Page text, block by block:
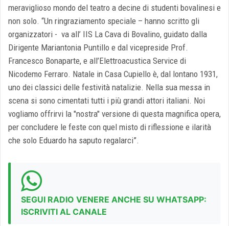
meraviglioso mondo del teatro a decine di studenti bovalinesi e
non solo. “Un ringraziamento speciale – hanno scritto gli
organizzatori - va all’ IIS La Cava di Bovalino, guidato dalla
Dirigente Mariantonia Puntillo e dal vicepreside Prof.
Francesco Bonaparte, e all’Elettroacustica Service di
Nicodemo Ferraro. Natale in Casa Cupiello è, dal lontano 1931,
uno dei classici delle festività natalizie. Nella sua messa in
scena si sono cimentati tutti i più grandi attori italiani. Noi
vogliamo offrirvi la "nostra" versione di questa magnifica opera,
per concludere le feste con quel misto di riflessione e ilarità
che solo Eduardo ha saputo regalarci”.
SEGUI RADIO VENERE ANCHE SU WHATSAPP:
ISCRIVITI AL CANALE